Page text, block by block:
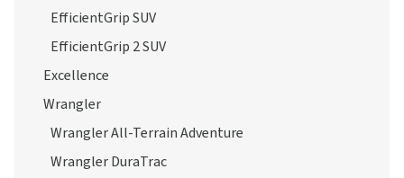
EfficientGrip SUV
EfficientGrip 2 SUV
Excellence
Wrangler
Wrangler All-Terrain Adventure
Wrangler DuraTrac